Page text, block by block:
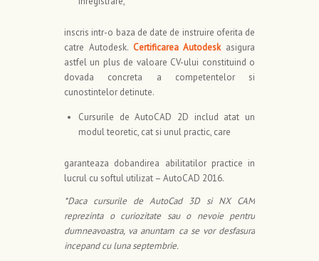
inscris intr-o baza de date de instruire oferita de
catre Autodesk. Certificarea Autodeskasigura
astfel un plus de valoare CV-ului constituind o
dovada concreta a competentelor si
cunostintelor detinute.
Cursurile de AutoCAD 2D includ atat un
modul teoretic, cat si unul practic, care
garanteaza dobandirea abilitatilor practice in
lucrul cu softul utilizat – AutoCAD 2016.
*Daca cursurile de AutoCad 3D si NX CAM
reprezinta o curiozitate sau o nevoie pentru
dumneavoastra, va anuntam ca se vor desfasura
incepand cu luna septembrie.